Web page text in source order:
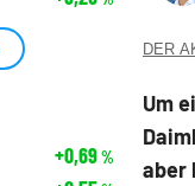
DER
Um
aber
+0,69%